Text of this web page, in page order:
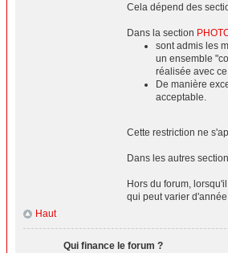
Cela dépend des
Dans la section
sont admis les
un ensemble
réalisée avec
De manière
acceptable.
Cette restriction ne
Dans les autres
Hors du forum,
qui peut varier d'année
Haut
Qui finance le forum ?